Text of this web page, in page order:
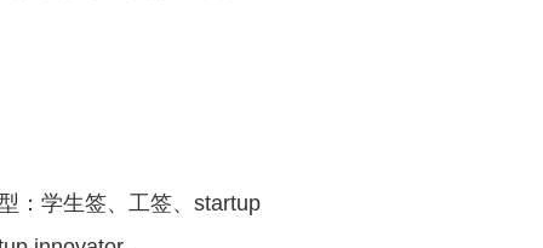
：学生签、工签、startup